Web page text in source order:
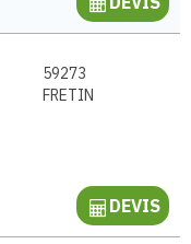
59273
FRETIN
DEVIS